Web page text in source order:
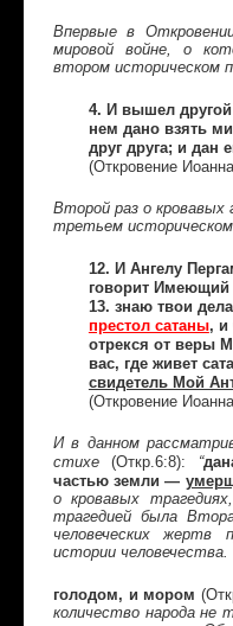
Впервые в
мировой войне, о
втором историческом
4. И вышел
нем дано взять
друг друга; и дан
(Откровение
Второй раз о кровавых
третьем историческом
12. И Ангелу
говорит Имеющий
13. знаю твои
престол сатаны, и
отрекся от веры
вас, где живет
свидетель Мой
(Откровение
И в данном
стихе(Откр.6:8): “
частью земли —
о кровавых
трагедией была
человеческих жертв
истории человечества.
голодом, и мором
количество народа не